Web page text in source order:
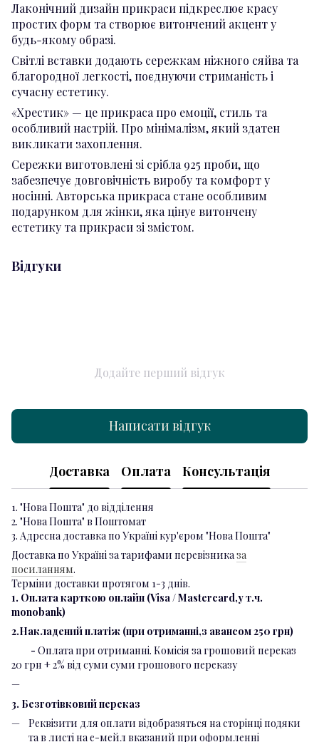
Лаконічний дизайн прикраси підкреслює красу
простих форм та створює витончений акцент у
будь-якому образі.
Світлі вставки додають сережкам ніжного сяйва та
благородної легкості, поєднуючи стриманість і
сучасну естетику.
«Хрестик» — це прикраса про емоції, стиль та
особливий настрій. Про мінімалізм, який здатен
викликати захоплення.
Сережки виготовлені зі срібла 925 проби, що
забезпечує довговічність виробу та комфорт у
носінні. Авторська прикраса стане особливим
подарунком для жінки, яка цінує витончену
естетику та прикраси зі змістом.
Відгуки
Додайте перший відгук
Написати відгук
Доставка Оплата Консультація
1. "Нова Пошта" до відділення
2. "Нова Пошта" в Поштомат
3. Адресна доставка по Україні кур'єром "Нова Пошта"
Доставка по Україні за тарифами перевізника за
посиланням.
Терміни доставки протягом 1-3 днів.
1. Оплата карткою онлайн (Visa / Mastercard,у т.ч.
monobank)
2.Накладений платіж (при отриманні,з авансом 250 грн)
- Оплата при отриманні. Комісія за грошовий переказ
20 грн + 2% від суми суми грошового переказу
3. Безготівковий переказ
Реквізити для оплати відобразяться на сторінці подяки
та в листі на е-мейл вказаний при оформленні